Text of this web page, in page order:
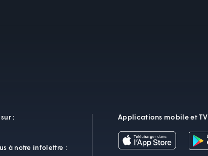
:
à notre infolettre :
Applications mobile et TV